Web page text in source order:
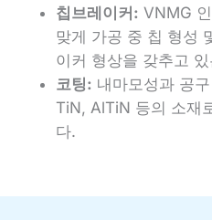
칩브레이커: VNMG
맞게 가공 중 칩 형성
이커 형상을 갖추고
코팅: 내마모성과 공
TiN, AlTiN 등의 소재
다.